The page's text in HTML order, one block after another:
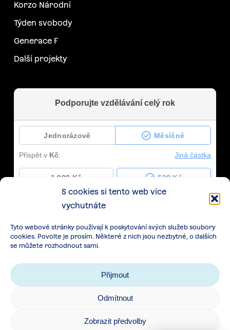
S cookies si tento web více
vychutnáte
Tyto webové stránky používají k poskytování svých služeb soubory
cookies. Povolte je prosím. Některé z nich jsou nezbytné, o dalších
se můžete rozhodnout sami.
Přijmout
Odmítnout
Zobrazit předvolby
Korzo Národní
Týden svobody
Generace F
Další projekty
Zásady zpracování osobních údajů